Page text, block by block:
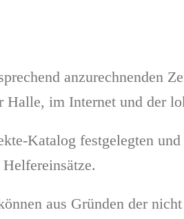
anzurechnenden
im Internet und der
Katalog festgelegten
aus Gründen der